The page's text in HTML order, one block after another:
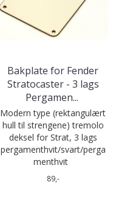
Bakplate for Fender
Stratocaster - 3 lags
Pergamen...
Modern type (rektangulært
hull til strengene) tremolo
deksel for Strat, 3 lags
pergamenthvit/svart/perga
menthvit
89,-